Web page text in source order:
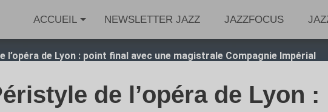
ACCUEIL NEWSLETTER JAZZ JAZZFOCUS
l’opéra de Lyon : point final avec une magistrale Compagnie Impérial
de l’opéra de Lyon :